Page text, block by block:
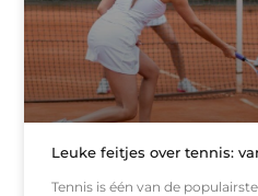
Leuke feitjes over tennis:
Tennis is één van de